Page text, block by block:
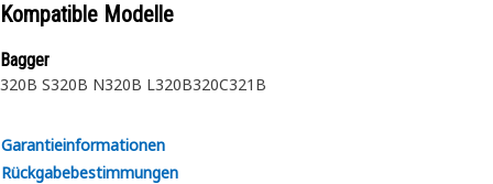
Kompatible Modelle
Bagger
320B S320B N320B L320B320C321B
Garantieinformationen
Rückgabebestimmungen